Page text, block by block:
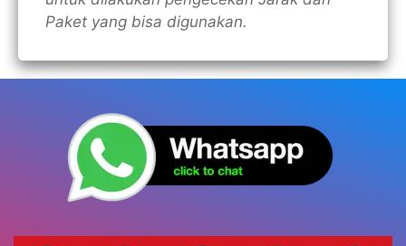
Paket yang bisa digunakan.